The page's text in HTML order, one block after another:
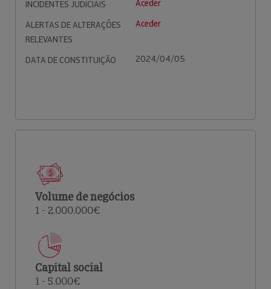
INCIDENTES JUDICIAIS
Aceder
ALERTAS DE ALTERAÇÕES
RELEVANTES
Aceder
DATA DE CONSTITUIÇÃO 2024/04/05
Volume de negócios
1 - 2.000.000€
Capital social
1 - 5.000€